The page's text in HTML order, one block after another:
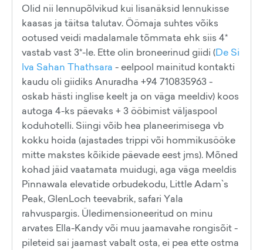
Olid nii lennupõlvikud kui lisanäksid lennukisse
kaasas ja täitsa talutav. Öömaja suhtes võiks
ootused veidi madalamale tõmmata ehk siis 4*
vastab vast 3*-le. Ette olin broneerinud giidi (De Si
lva Sahan Thathsara - eelpool mainitud kontakti
kaudu oli giidiks Anuradha +94 710835963 -
oskab hästi inglise keelt ja on väga meeldiv) koos
autoga 4-ks päevaks + 3 ööbimist väljaspool
koduhotelli. Siingi võib hea planeerimisega vb
kokku hoida (ajastades trippi või hommikusööke
mitte makstes kõikide päevade eest jms). Mõned
kohad jäid vaatamata muidugi, aga väga meeldis
Pinnawala elevatide orbudekodu, Little Adam`s
Peak, GlenLoch teevabrik, safari Yala
rahvuspargis. Üledimensioneeritud on minu
arvates Ella-Kandy või muu jaamavahe rongisõit -
pileteid sai jaamast vabalt osta, ei pea ette ostma